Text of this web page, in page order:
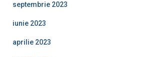
septembrie 2023
iunie 2023
aprilie 2023